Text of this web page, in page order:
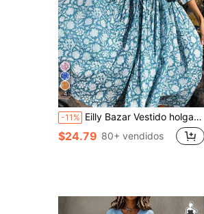
4
-11% Eilly Bazar Vestido holgado de mujer talla grande con estampado floral y mangas farol, estilo de vacaciones casual y elegante de verano
$24.79 80+ vendidos